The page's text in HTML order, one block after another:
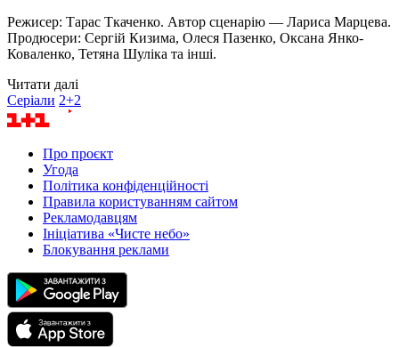
Режисер: Тарас Ткаченко. Автор сценарію — Лариса Марцева.
Продюсери: Сергій Кизима, Олеся Пазенко, Оксана Янко-
Коваленко, Тетяна Шуліка та інші.
Читати далі
Серіали 2+2
Про проєкт
Угода
Політика конфіденційності
Правила користуванням сайтом
Рекламодавцям
Ініціатива «Чисте небо»
Блокування реклами